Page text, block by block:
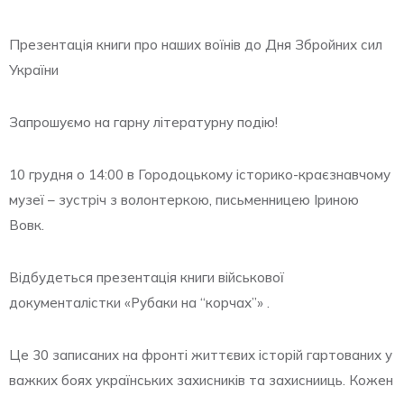
Презентація книги про наших воїнів до Дня Збройних сил
України
Запрошуємо на гарну літературну подію!
10 грудня о 14:00 в Городоцькому історико-краєзнавчому
музеї – зустріч з волонтеркою, письменницею Іриною
Вовк.
Відбудеться презентація книги військової
документалістки «Рубаки на “корчах”» .
Це 30 записаних на фронті життєвих історій гартованих у
важких боях українських захисників та захиснииць. Кожен